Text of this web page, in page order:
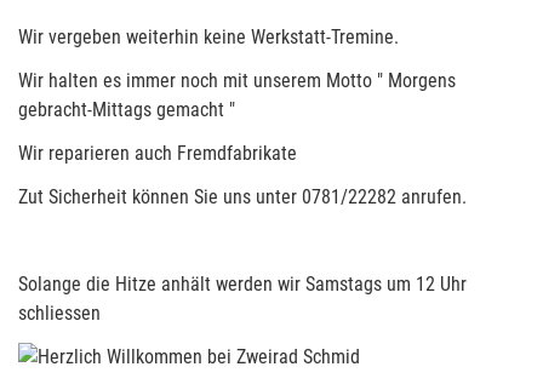
Wir vergeben weiterhin keine Werkstatt-Tremine.
Wir halten es immer noch mit unserem Motto " Morgens
gebracht-Mittags gemacht "
Wir reparieren auch Fremdfabrikate
Zut Sicherheit können Sie uns unter 0781/22282 anrufen.
Solange die Hitze anhält werden wir Samstags um 12 Uhr
schliessen